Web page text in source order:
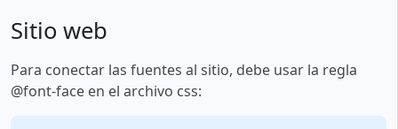
Sitio web
Para conectar las fuentes al sitio, debe usar la regla
@font-face en el archivo css: